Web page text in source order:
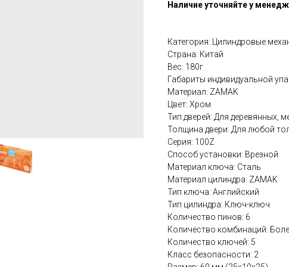
Наличие уточняйте у
Категория: Цилиндровые
Страна: Китай
Вес: 180г
Габариты индивидуальной
Материал: ZAMAK
Цвет: Хром
Тип дверей: Для деревянных,
Толщина двери: Для любой
Серия: 100Z
Способ установки: Врезной
Материал ключа: Сталь
Материал цилиндра: ZAMAK
Тип ключа: Английский
Тип цилиндра: Ключ-ключ
Количество пинов: 6
Количество комбинаций:
Количество ключей: 5
Класс безопасности: 2